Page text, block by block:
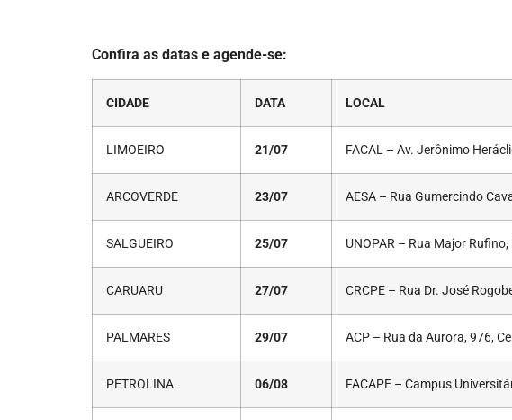
Confira as datas e agende-se:
CIDADE DATA LOCAL
LIMOEIRO 21/07 FACAL – Av. Jerônimo
ARCOVERDE 23/07 AESA – Rua Gumercindo
SALGUEIRO 25/07 UNOPAR – Rua Major
CARUARU 27/07 CRCPE – Rua Dr. José
PALMARES 29/07 ACP – Rua da Aurora, 976,
PETROLINA 06/08 FACAPE – Campus